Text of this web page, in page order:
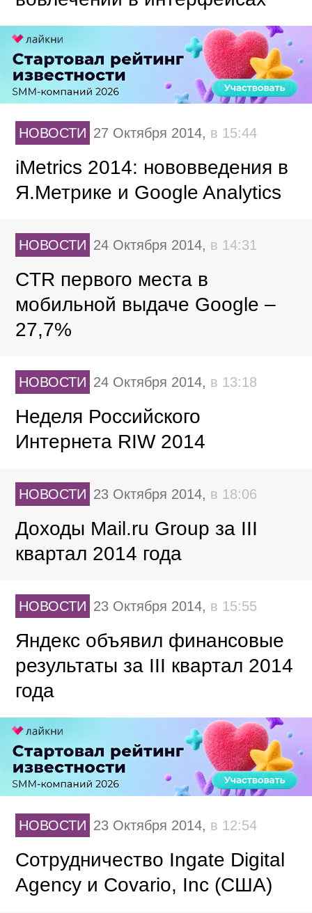
НОВОСТИ 27 Октября 2014, в 15:44
iMetrics 2014: нововведения в
Я.Метрике и Google Analytics
НОВОСТИ 24 Октября 2014, в 14:31
CTR первого места в
мобильной выдаче Google –
27,7%
НОВОСТИ 24 Октября 2014, в 13:18
Неделя Российского
Интернета RIW 2014
НОВОСТИ 23 Октября 2014, в 18:06
Доходы Mail.ru Group за III
квартал 2014 года
НОВОСТИ 23 Октября 2014, в 15:55
Яндекс объявил финансовые
результаты за III квартал 2014
года
НОВОСТИ 23 Октября 2014, в 12:54
Сотрудничество Ingate Digital
Agency и Covario, Inc (США)